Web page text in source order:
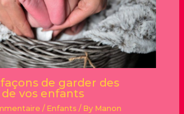
de garder des
vos enfants
/ Enfants / By Manon